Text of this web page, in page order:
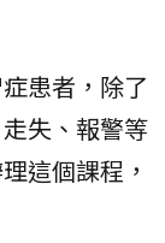
患者，除了
失、報警等
這個課程，